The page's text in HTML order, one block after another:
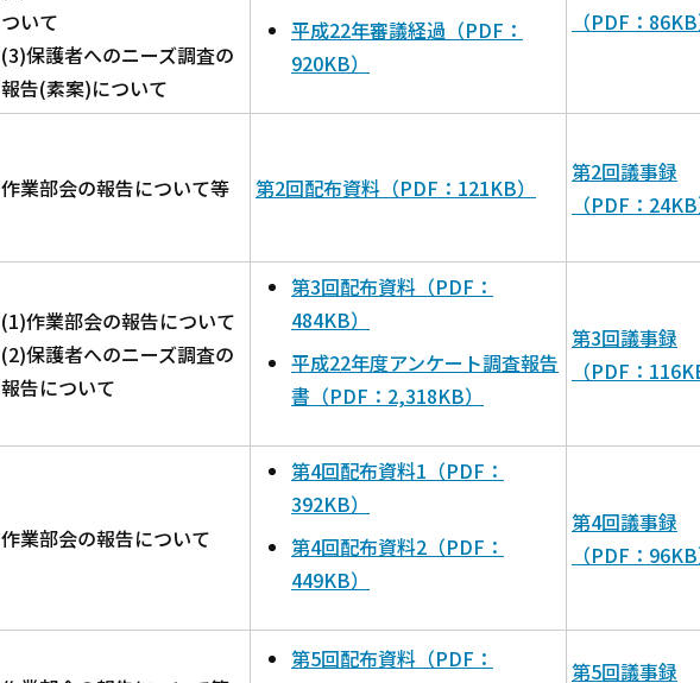
ついて
(3)保護者へのニーズ調査の
報告(素案)について
平成22年審議経過（PDF：
920KB）
（PDF：
作業部会の報告について等 第2回配布資料（PDF：121KB）
第2回議事録
（PDF：
(1)作業部会の報告について
(2)保護者へのニーズ調査の
報告について
第3回配布資料（PDF：
484KB）
平成22年度アンケート調査報告
書（PDF：2,318KB）
第3回議事録
（PDF：
作業部会の報告について
第4回配布資料1（PDF：
392KB）
第4回配布資料2（PDF：
449KB）
第4回議事録
（PDF：
第5回配布資料（PDF：
第5回議事録